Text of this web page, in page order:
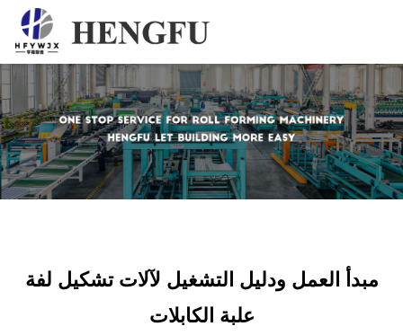
المنزل
المنتجات
حول
مبدأ العمل ودليل التشغيل لآلات تشكيل لفة
علبة الكابلات